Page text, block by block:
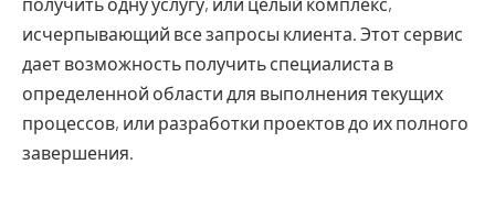
получить одну услугу, или целый комплекс,
исчерпывающий все запросы клиента. Этот сервис
дает возможность получить специалиста в
определенной области для выполнения текущих
процессов, или разработки проектов до их полного
завершения.